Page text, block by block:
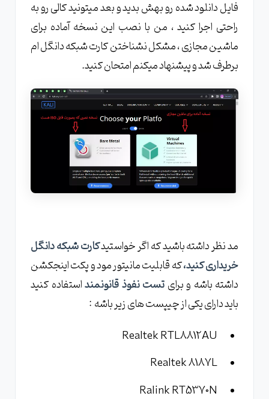
فایل دانلود شده رو بهش بدید و بعد میتونید کالی رو به
راحتی اجرا کنید ، من با نصب این نسخه آماده برای
ماشین مجازی ، مشکل نشناختن کارت شبکه دانگل ام
برطرف شد و پیشنهاد میکنم امتحان کنید.
مد نظر داشته باشید که اگر خواستیدکارت شبکه دانگل
خریداری کنید،که قابلیت مانیتور مود و پکت اینجکشن
داشته باشه و برای تست نفوذ قانونمند استفاده کنید
باید دارای یکی از چیپست های زیر باشه :
Realtek RTL8812AU
Realtek 8187L
Ralink RT5370N